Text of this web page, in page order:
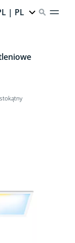
| PL